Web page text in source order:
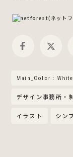
Main_Color : White
デザイン事務所・
イラスト シン